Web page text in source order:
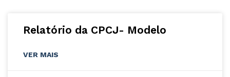
Relatório da CPCJ- Modelo
VER MAIS